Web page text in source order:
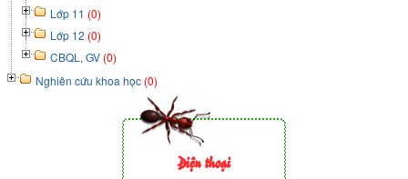
Lớp 11 (0)
Lớp 12 (0)
CBQL, GV (0)
Nghiên cứu khoa học (0)
Điện thoại